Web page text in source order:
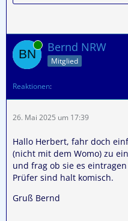
Online Bernd NRW
Mitglied
Reaktionen
26. Mai 2025 um 17:39
Hallo Herbert, fahr doch
(nicht mit dem Womo) zu
und frag ob sie es
Prüfer sind halt komisch.
Gruß Bernd